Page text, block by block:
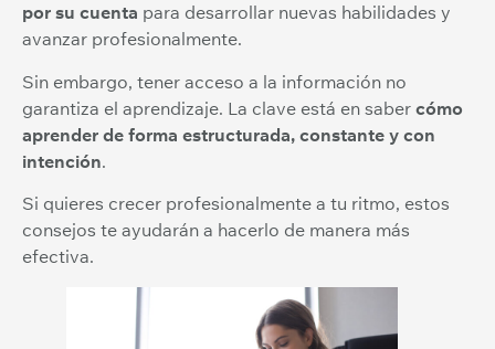
por su cuenta para desarrollar nuevas habilidades y
avanzar profesionalmente.
Sin embargo, tener acceso a la información no
garantiza el aprendizaje. La clave está en saber cómo
aprender de forma estructurada, constante y con
intención.
Si quieres crecer profesionalmente a tu ritmo, estos
consejos te ayudarán a hacerlo de manera más
efectiva.